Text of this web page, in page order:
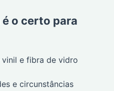
o certo para
vinil e fibra de vidro
e circunstâncias